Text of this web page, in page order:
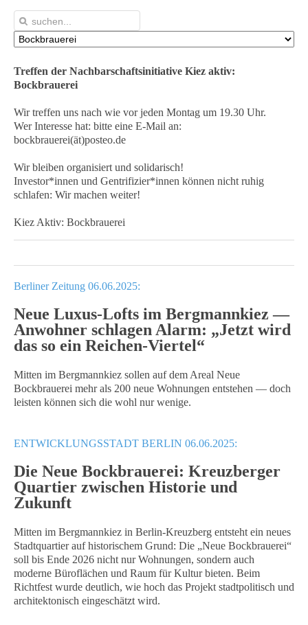
Treffen der Nachbarschaftsinitiative Kiez aktiv:
Bockbrauerei
Wir treffen uns nach wie vor jeden Montag um 19.30 Uhr.
Wer Interesse hat: bitte eine E-Mail an:
bockbrauerei(ät)posteo.de
Wir bleiben organisiert und solidarisch!
Investor*innen und Gentrifizier*innen können nicht ruhig
schlafen: Wir machen weiter!
Kiez Aktiv: Bockbrauerei
Berliner Zeitung 06.06.2025:
Neue Luxus-Lofts im Bergmannkiez —
Anwohner schlagen Alarm: „Jetzt wird
das so ein Reichen-Viertel“
Mitten im Bergmannkiez sollen auf dem Areal Neue
Bockbrauerei mehr als 200 neue Wohnungen entstehen — doch
leisten können sich die wohl nur wenige.
ENTWICKLUNGSSTADT BERLIN 06.06.2025:
Die Neue Bockbrauerei: Kreuzberger
Quartier zwischen Historie und
Zukunft
Mitten im Bergmannkiez in Berlin-Kreuzberg entsteht ein neues
Stadtquartier auf historischem Grund: Die „Neue Bockbrauerei“
soll bis Ende 2026 nicht nur Wohnungen, sondern auch
moderne Büroflächen und Raum für Kultur bieten. Beim
Richtfest wurde deutlich, wie hoch das Projekt stadtpolitisch und
architektonisch eingeschätzt wird.